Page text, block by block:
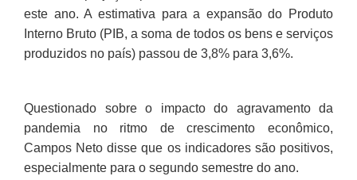
este ano. A estimativa para a expansão do Produto
Interno Bruto (PIB, a soma de todos os bens e serviços
produzidos no país) passou de 3,8% para 3,6%.
Questionado sobre o impacto do agravamento da
pandemia no ritmo de crescimento econômico,
Campos Neto disse que os indicadores são positivos,
especialmente para o segundo semestre do ano.